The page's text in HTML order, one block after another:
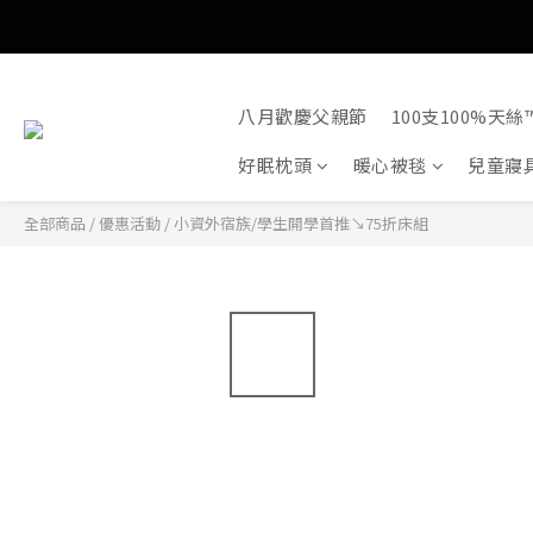
八月歡慶父親節
100支100%天絲
好眠枕頭
暖心被毯 兒童寢
全部商品 /優惠活動 /小資外宿族/學生開學首推↘75折床組